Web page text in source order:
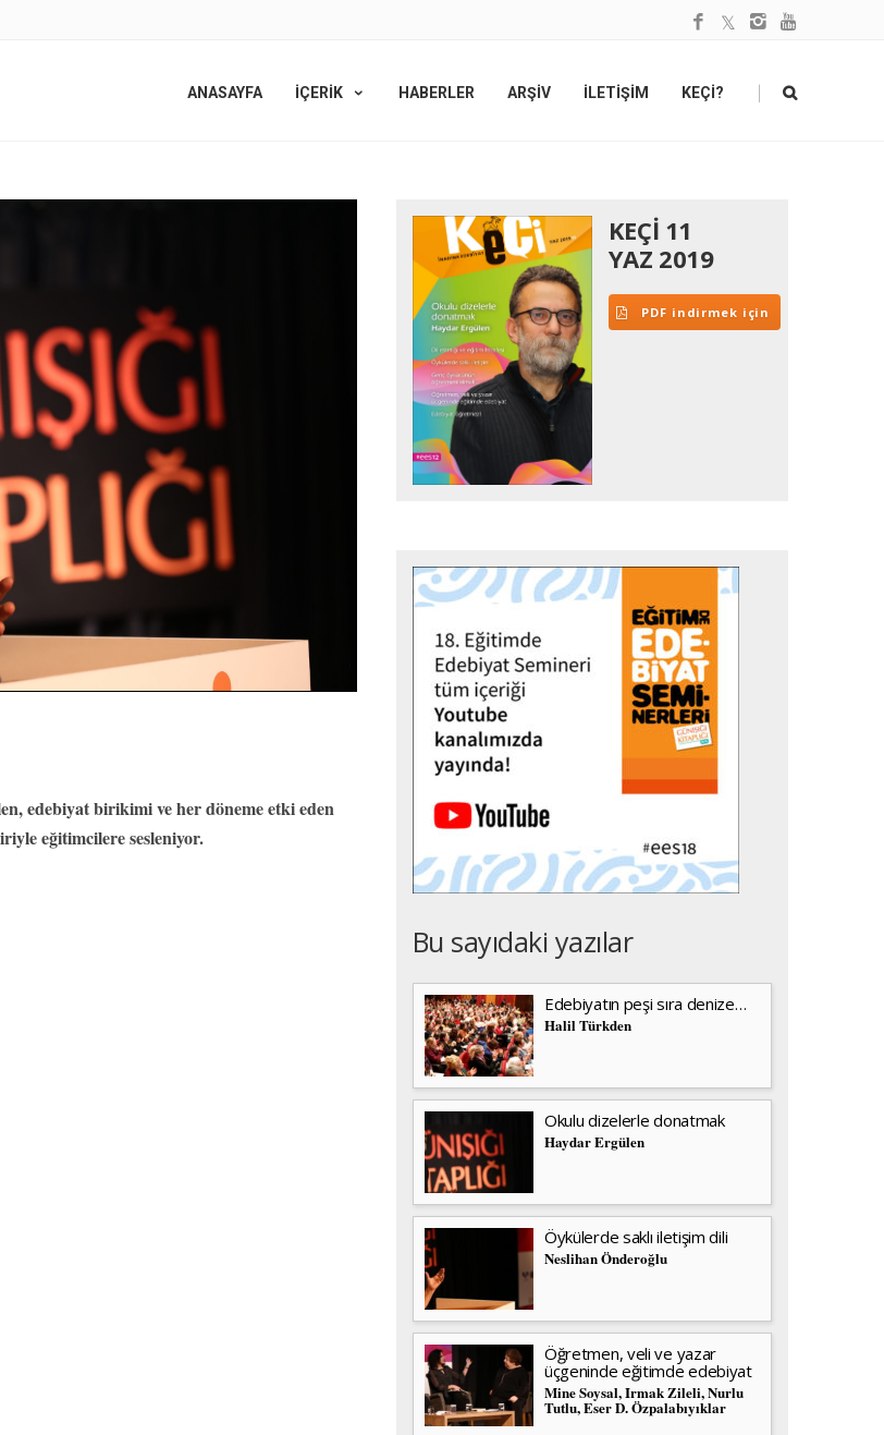
ANASAYFA İÇERİK HABERLER ARŞİV İLETİŞİM KEÇİ? |
edebiyat birikimi ve her döneme etki eden
eğitimcilere sesleniyor.
KEÇİ 11
YAZ 2019
PDF indirmek için
Bu sayıdaki yazılar
Edebiyatın peşi sıra denize…
Halil Türkden
Okulu dizelerle donatmak
Haydar Ergülen
Öykülerde saklı iletişim dili
Neslihan Önderoğlu
Öğretmen, veli ve yazar
üçgeninde eğitimde edebiyat
Mine Soysal, Irmak Zileli, Nurlu
Tutlu, Eser D. Özpalabıyıklar